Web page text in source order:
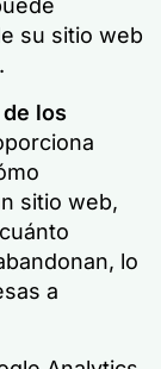
su sitio web
los
sitio web,
lo
a